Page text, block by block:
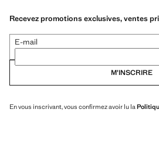
Recevez promotions exclusives, ventes
E-mail
M’INSCRIRE
En vous inscrivant, vous confirmez avoir lu la